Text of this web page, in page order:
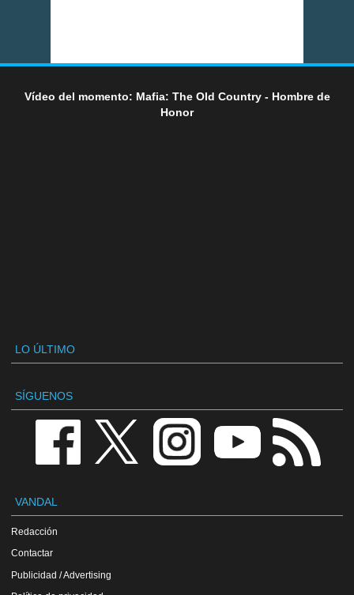
Vídeo del momento: Mafia: The Old Country - Hombre de
Honor
LO ÚLTIMO
SÍGUENOS
VANDAL
Redacción
Contactar
Publicidad / Advertising